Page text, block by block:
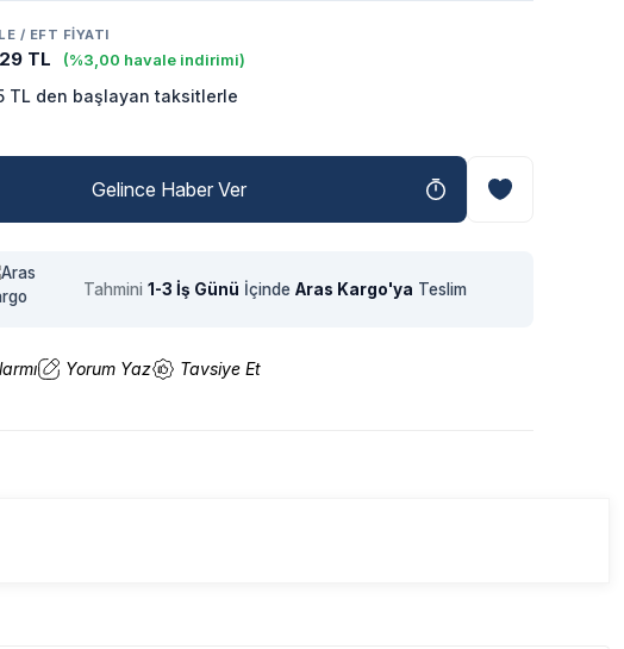
/ EFT FIYATI
TL (%3,00 havale indirimi)
TL den başlayan taksitlerle
Gelince Haber Ver
Tahmini 1-3 İş Günü İçinde Aras Kargo'ya Teslim
Yorum Yaz Tavsiye Et